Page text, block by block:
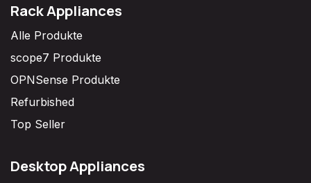
Rack Appliances
Alle Produkte
scope7 Produkte
OPNSense Produkte
Refurbished
Top Seller
Desktop Appliances